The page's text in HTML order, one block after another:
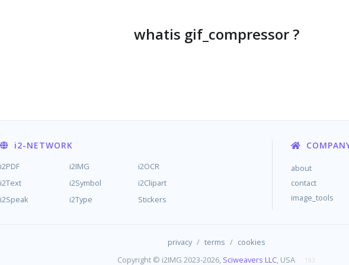
whatis gif_compressor ?
i2-NETWORK
i2PDF i2IMG
i2OCR
i2Text
i2Symbol
i2Clipart
i2Speak
i2Type Stickers
about
contact
image_tools
privacy / terms / cookies
Copyright © i2IMG 2023-2026, Sciweavers LLC, USA 193